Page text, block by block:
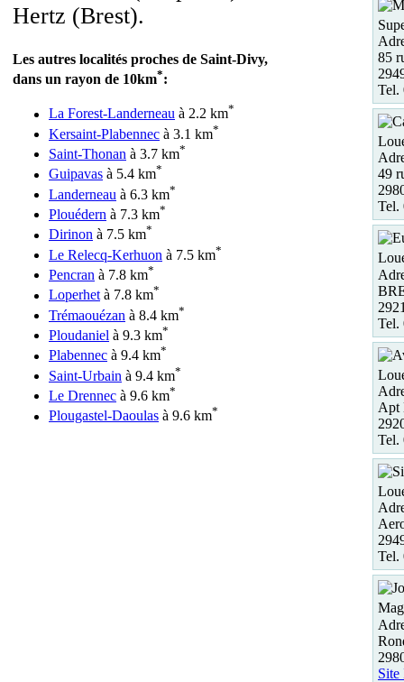
Hertz (Brest).
Les autres localités proches de Saint-Divy,
dans un rayon de 10km*:
La Forest-Landerneau à 2.2 km*
Kersaint-Plabennec à 3.1 km*
Saint-Thonan à 3.7 km*
Guipavas à 5.4 km*
Landerneau à 6.3 km*
Plouédern à 7.3 km*
Dirinon à 7.5 km*
Le Relecq-Kerhuon à 7.5 km*
Pencran à 7.8 km*
Loperhetà 7.8 km*
Trémaouézan à 8.4 km*
Ploudaniel à 9.3 km*
Plabennec à 9.4 km*
Saint-Urbain à 9.4 km*
Le Drennec à 9.6 km*
Plougastel-Daoulas à 9.6 km*
85
Tel.
49
Tel.
Tel.
Apt
Tel.
Tel.
Site